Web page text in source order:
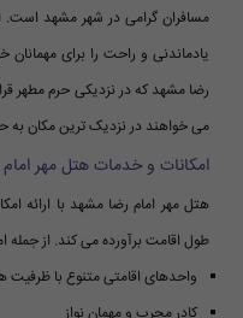
مسافران گرامی در شهر مشهد است.
یادماندنی و راحت را برای
رضا مشهد که در نزدیکی حرم مطهر
می خواهند در نزدیک ترین مکان به
امکانات و خدمات هتل مهر
هتل مهر امام رضا مشهد با ارائه
طول اقامت برآورده می کند. از جمله
واحدهای اقامتی متنوع با